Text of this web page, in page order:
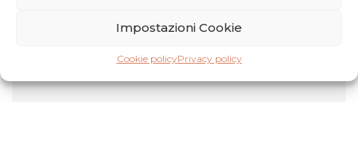
Impostazioni Cookie
Cookie policyPrivacy policy
recensione